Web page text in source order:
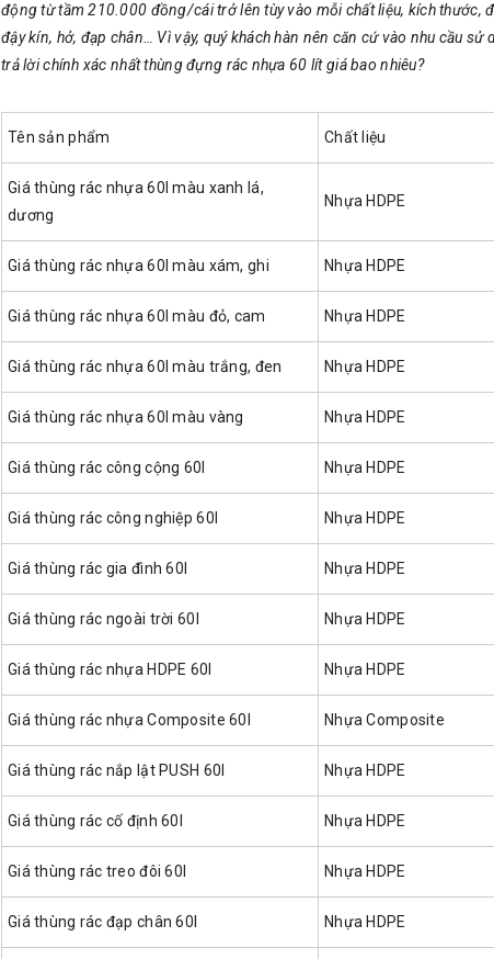
động từ tầm 210.000 đồng/cái trở lên tùy vào mỗi chất liệu, kích thước,
đậy kín, hở, đạp chân… Vì vậy, quý khách hàn nên căn cứ vào nhu cầu
trả lời chính xác nhất thùng đựng rác nhựa 60 lít giá bao nhiêu?
Tên sản phẩm Chất liệu
Giá thùng rác nhựa 60l màu xanh lá,
dương
Nhựa HDPE
Giá thùng rác nhựa 60l màu xám, ghi Nhựa HDPE
Giá thùng rác nhựa 60l màu đỏ, cam Nhựa HDPE
Giá thùng rác nhựa 60l màu trắng, đen Nhựa HDPE
Giá thùng rác nhựa 60l màu vàng Nhựa HDPE
Giá thùng rác công cộng 60l Nhựa HDPE
Giá thùng rác công nghiệp 60l Nhựa HDPE
Giá thùng rác gia đình 60l Nhựa HDPE
Giá thùng rác ngoài trời 60l Nhựa HDPE
Giá thùng rác nhựa HDPE 60l Nhựa HDPE
Giá thùng rác nhựa Composite 60l Nhựa Composite
Giá thùng rác nắp lật PUSH 60l Nhựa HDPE
Giá thùng rác cố định 60l Nhựa HDPE
Giá thùng rác treo đôi 60l Nhựa HDPE
Giá thùng rác đạp chân 60l Nhựa HDPE